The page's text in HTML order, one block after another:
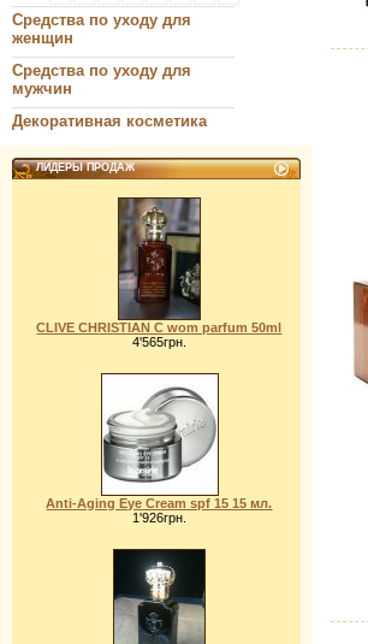
Средства по уходу для
женщин
Средства по уходу для
мужчин
Декоративная косметика
ЛИДЕРЫ ПРОДАЖ
CLIVE CHRISTIAN C wom parfum 50ml
4'565грн.
Anti-Aging Eye Cream spf 15 15 мл.
1'926грн.